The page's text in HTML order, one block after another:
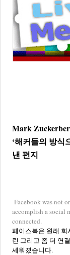
Mark
‘해커들의 방식
낸 편지
Facebook was not
accomplish a social
connected.
페이스북은 원래 회
린 그리고 좀 더 연
세워졌습니다.